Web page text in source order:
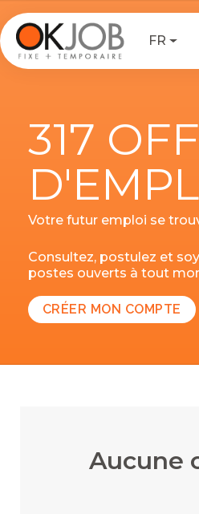
FR
317
Votre futur emploi se
Consultez, postulez et
postes ouverts à tout
CRÉER MON COMPTE
Aucune